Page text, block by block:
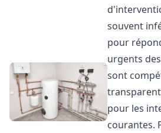
souvent
pour
urgents
sont
pour les
courantes.